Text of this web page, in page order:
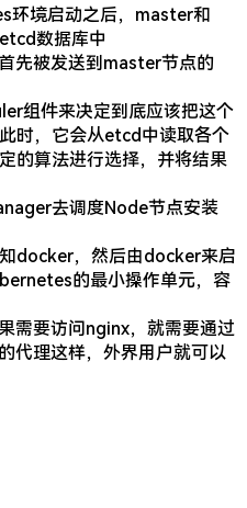
环境启动之后，master和
数据库中
先被发送到master节点的
组件来决定到底应该把这个
时，它会从etcd中读取各个
的算法进行选择，并将结果
去调度Node节点安装
docker，然后由docker来启
的最小操作单元，容
需要访问nginx，就需要通过
代理这样，外界用户就可以